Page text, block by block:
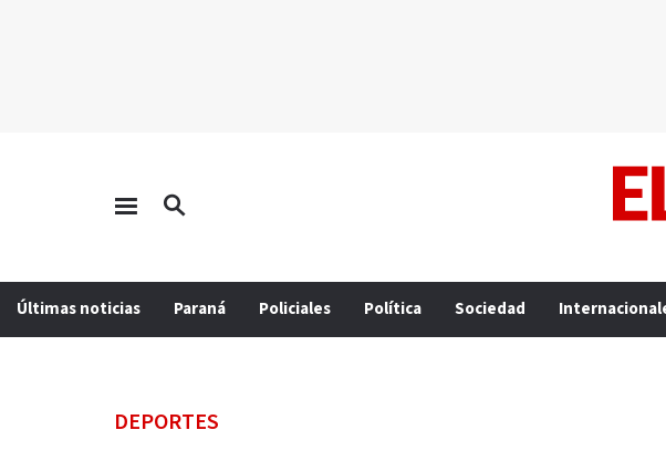
Últimas noticias Paraná Policiales Política Sociedad
DEPORTES